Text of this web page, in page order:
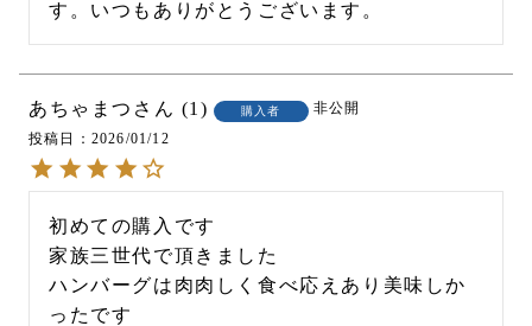
す。いつもありがとうございます。
あちゃまつ 1 購入者
非公開
投稿日
2026/01/12
初めての購入です
家族三世代で頂きました
ハンバーグは肉肉しく食べ応えあり美味しか
ったです